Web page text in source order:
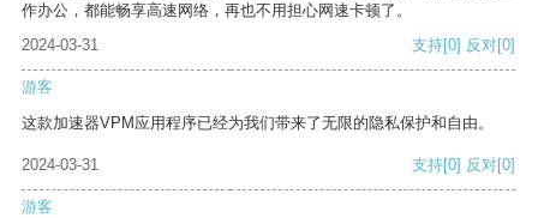
作办公，都能畅享高速网络，再也不用担心网速卡顿了。
2024-03-31
支持[0] 反对[0]
游客
这款加速器VPM应用程序已经为我们带来了无限的隐私保护和自由。
2024-03-31 支持[0] 反对[0]
游客